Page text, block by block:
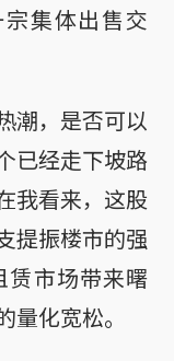
集体出售交
潮，是否可以
已经走下坡路
我看来，这股
提振楼市的强
赁市场带来曙
化宽松。